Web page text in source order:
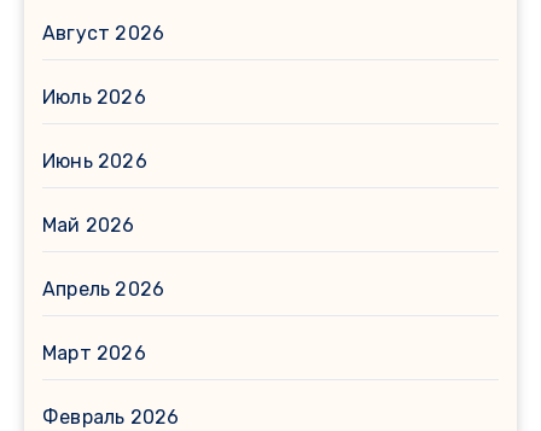
Август 2026
Июль 2026
Июнь 2026
Май 2026
Апрель 2026
Март 2026
Февраль 2026